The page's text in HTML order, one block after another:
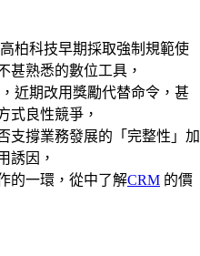
柏科技早期採取強制規範使
甚熟悉的數位工具，
近期改用獎勵代替命令，甚
式良性競爭，
支撐業務發展的「完整性」加
誘因，
的一環，從中了解CRM 的價